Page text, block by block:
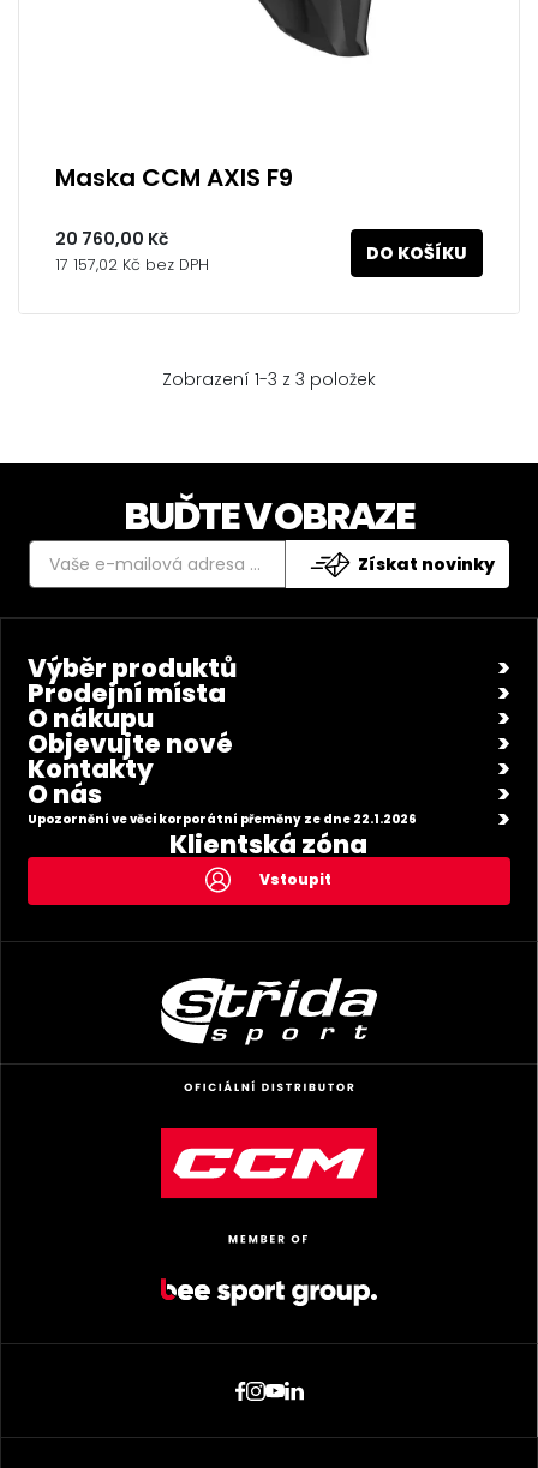
Maska CCM AXIS F9
20 760,00 Kč
17 157,02 Kč bez DPH DO KOŠÍKU
Zobrazení 1-3 z 3 položek
BUĎTE V OBRAZE
Získat novinky
Výběr produktů
Prodejní místa
O nákupu
Objevujte nové
Kontakty
O nás
Upozornění ve věci korporátní přeměny ze dne 22.1.2026
Klientská zóna
Vstoupit